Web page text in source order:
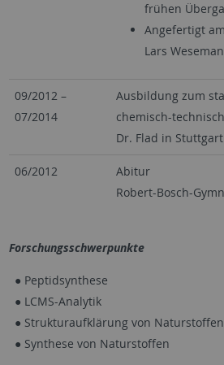
frühen
Angefertigt
Lars
09/2012 –
07/2014
Ausbildung zum
chemisch-
Dr. Flad in Stuttgart
06/2012
Abitur
Robert-Bosch-
Forschungsschwerpunkte
Peptidsynthese
LCMS-Analytik
Strukturaufklärung von Naturstoffen
Synthese von Naturstoffen